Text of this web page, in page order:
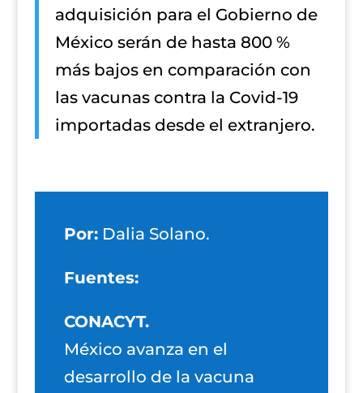
adquisición para el Gobierno de
México serán de hasta 800 %
más bajos en comparación con
las vacunas contra la Covid-19
importadas desde el extranjero.
Por:Dalia Solano.
Fuentes:
CONACYT.
México avanza en el
desarrollo de la vacuna